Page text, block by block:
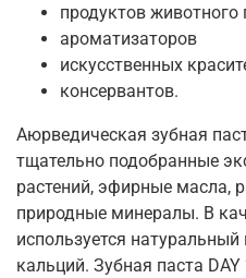
продуктов животного
ароматизаторов
искусственных
консервантов.
Аюрведическая зубная
тщательно подобранные
растений, эфирные масла,
природные минералы. В
используется
кальций. Зубная паста DAY